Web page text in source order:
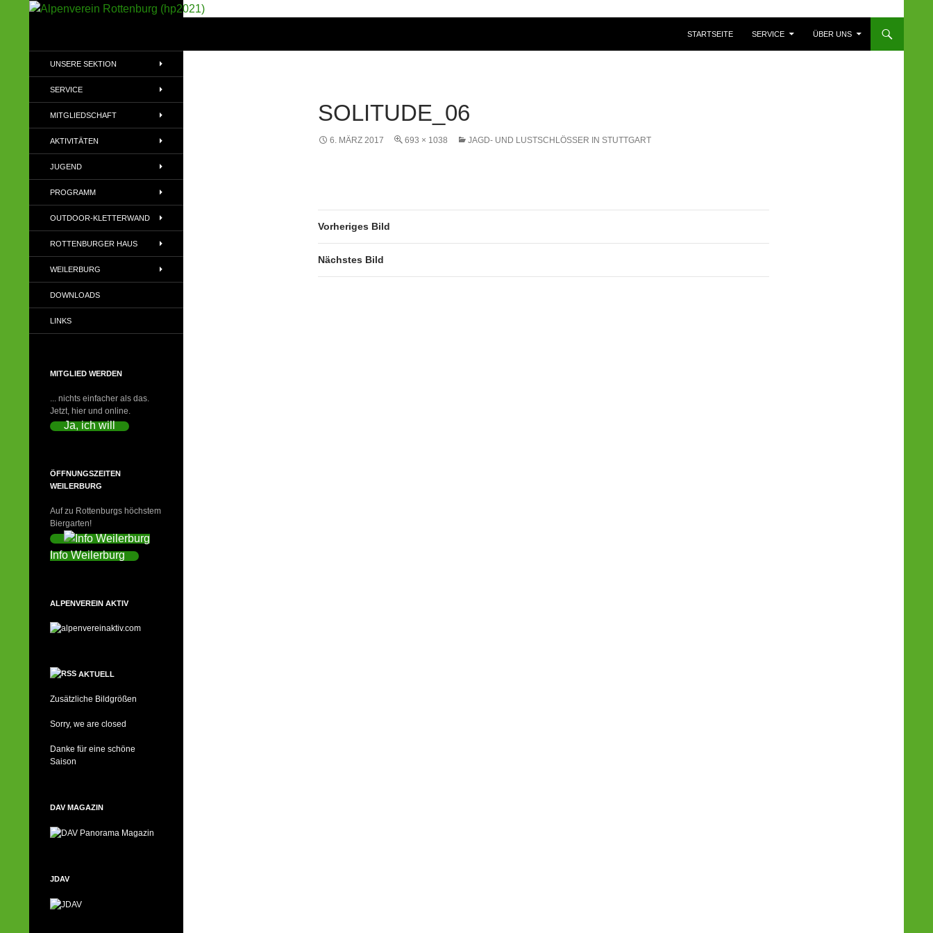
STARTSEITE
SERVICE ÜBER UNS
SOLITUDE_06
6. MÄRZ 2017 693 × 1038 JAGD- UND LUSTSCHLÖSSER IN STUTTGART
Vorheriges Bild
Nächstes Bild
(DAV)
UNSERE SEKTION
SERVICE
MITGLIEDSCHAFT
AKTIVITÄTEN
JUGEND
PROGRAMM
OUTDOOR-KLETTERWAND
ROTTENBURGER HAUS
WEILERBURG
DOWNLOADS
LINKS
MITGLIED WERDEN
... nichts einfacher als das.
Jetzt, hier und online.
Ja, ich will
ÖFFNUNGSZEITEN
WEILERBURG
Auf zu Rottenburgs höchstem
Biergarten!
Info Weilerburg
ALPENVEREIN AKTIV
AKTUELL
Zusätzliche Bildgrößen
Sorry, we are closed
Danke für eine schöne
Saison
DAV MAGAZIN
JDAV